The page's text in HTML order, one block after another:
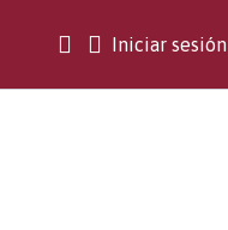
Iniciar sesión